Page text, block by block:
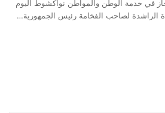
في خدمة الوطن والمواطن نواكشوط اليوم
الراشدة لصاحب الفخامة رئيس الجمهورية…